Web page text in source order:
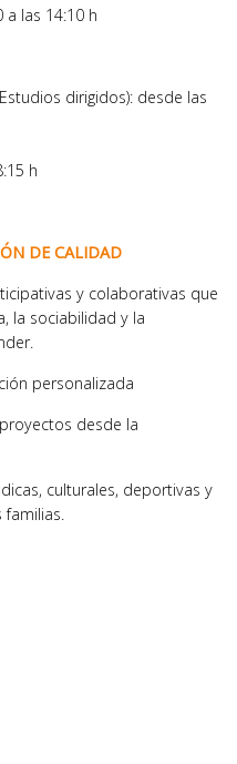
a las 14:10 h
dirigidos): desde las
h
DE CALIDAD
y colaborativas que
la sociabilidad y la
personalizada
desde la
culturales, deportivas y
familias.